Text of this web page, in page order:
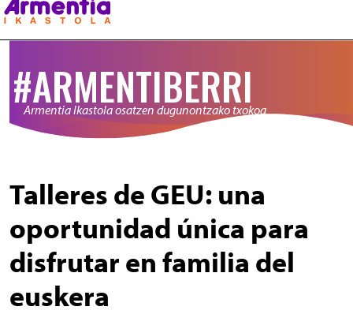
#ARMENTIBERRI
Armentia Ikastola osatzen dugunontzako txokoa
Talleres de GEU: una
oportunidad única para
disfrutar en familia del
euskera